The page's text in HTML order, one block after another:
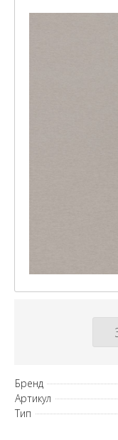
Бренд
Артикул
Тип